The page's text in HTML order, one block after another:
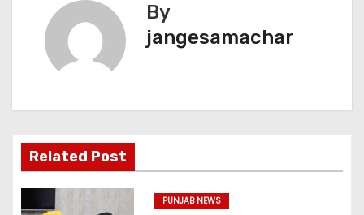
By
jangesamachar
Related Post
PUNJAB NEWS